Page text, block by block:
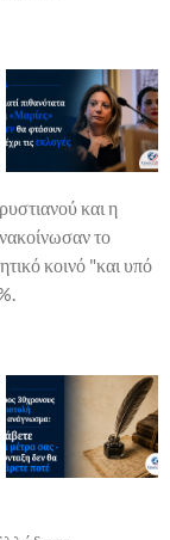
και η
το
κοινό "και υπό